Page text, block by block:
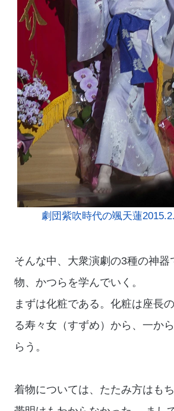
劇団紫吹時代の颯天蓮
そんな中、大衆演劇の3種の神器
物、かつらを学んでいく。
まずは化粧である。化粧は座長
る寿々女（すずめ）から、一か
らう。
着物については、たたみ方はも